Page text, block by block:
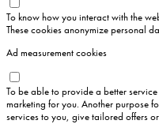
To know how you interact with the
These cookies anonymize personal
Ad measurement cookies
To be able to provide a better
marketing for you. Another purpose
services to you, give tailored offers